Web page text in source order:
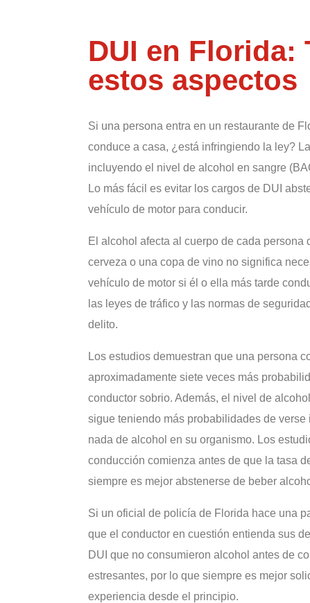
DUI en Florida:
estos aspectos
Si una persona entra en un restaurante de
conduce a casa, ¿está infringiendo la ley?
incluyendo el nivel de alcohol en sangre
Lo más fácil es evitar los cargos de DUI
vehículo de motor para conducir.
El alcohol afecta al cuerpo de cada
cerveza o una copa de vino no significa
vehículo de motor si él o ella más tarde
las leyes de tráfico y las normas de
delito.
Los estudios demuestran que una persona
aproximadamente siete veces más
conductor sobrio. Además, el nivel de
sigue teniendo más probabilidades de
nada de alcohol en su organismo. Los
conducción comienza antes de que la tasa
siempre es mejor abstenerse de beber
Si un oficial de policía de Florida hace una
que el conductor en cuestión entienda sus
DUI que no consumieron alcohol antes de
estresantes, por lo que siempre es mejor
experiencia desde el principio.